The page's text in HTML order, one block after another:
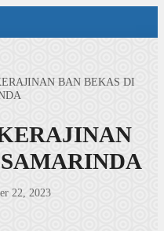
BAN BEKAS DI
22, 2023